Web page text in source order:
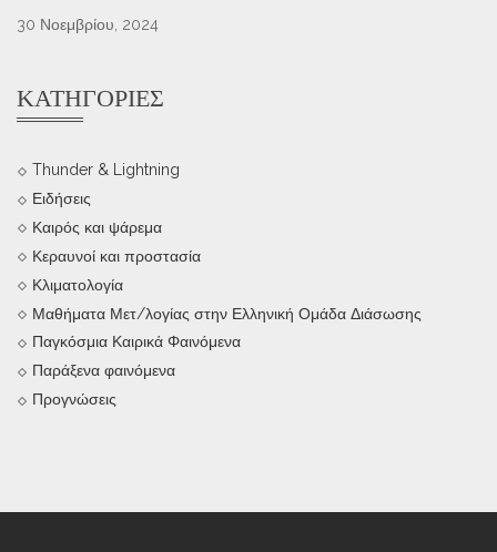
30 Νοεμβρίου, 2024
ΚΑΤΗΓΟΡΊΕΣ
Thunder & Lightning
Ειδήσεις
Καιρός και ψάρεμα
Κεραυνοί και προστασία
Κλιματολογία
Μαθήματα Μετ/λογίας στην Ελληνική Ομάδα Διάσωσης
Παγκόσμια Καιρικά Φαινόμενα
Παράξενα φαινόμενα
Προγνώσεις